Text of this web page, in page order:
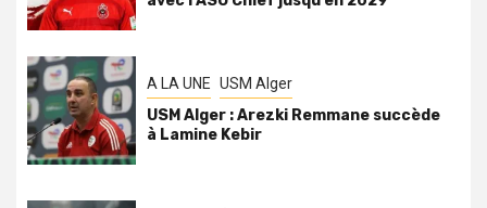
A LA UNE USM Alger
USM Alger : Arezki Remmane succède
à Lamine Kebir